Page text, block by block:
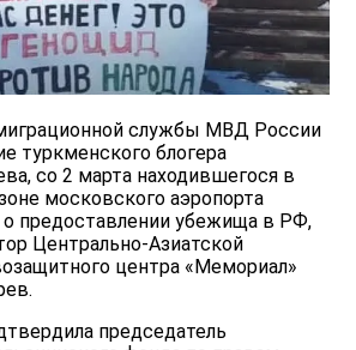
службы МВД России
туркменского блогера
со 2 марта находившегося в
московского аэропорта
предоставлении убежища в РФ,
Центрально-Азиатской
центра «Мемориал»
председатель